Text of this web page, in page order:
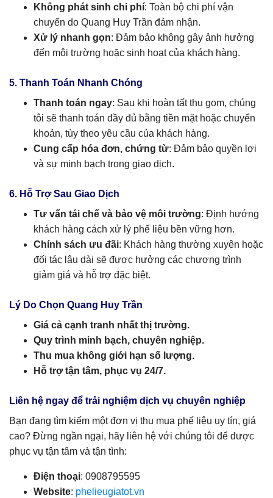
Không phát sinh chi phí: Toàn bộ chi phí vận
chuyển do Quang Huy Trần đảm nhận.
Xử lý nhanh gọn: Đảm bảo không gây ảnh hưởng
đến môi trường hoặc sinh hoạt của khách hàng.
5. Thanh Toán Nhanh Chóng
Thanh toán ngay: Sau khi hoàn tất thu gom, chúng
tôi sẽ thanh toán đầy đủ bằng tiền mặt hoặc chuyển
khoản, tùy theo yêu cầu của khách hàng.
Cung cấp hóa đơn, chứng từ: Đảm bảo quyền lợi
và sự minh bạch trong giao dịch.
6. Hỗ Trợ Sau Giao Dịch
Tư vấn tái chế và bảo vệ môi trường: Định hướng
khách hàng cách xử lý phế liệu bền vững hơn.
Chính sách ưu đãi: Khách hàng thường xuyên hoặc
đối tác lâu dài sẽ được hưởng các chương trình
giảm giá và hỗ trợ đặc biệt.
Lý Do Chọn Quang Huy Trần
Giá cả cạnh tranh nhất thị trường.
Quy trình minh bạch, chuyên nghiệp.
Thu mua không giới hạn số lượng.
Hỗ trợ tận tâm, phục vụ 24/7.
Liên hệ ngay để trải nghiệm dịch vụ chuyên nghiệp
Bạn đang tìm kiếm một đơn vị thu mua phế liệu uy tín, giá
cao? Đừng ngần ngại, hãy liên hệ với chúng tôi để được
phục vụ tận tâm và tận tình:
Điện thoại: 0908795595
Website: phelieugiatot.vn